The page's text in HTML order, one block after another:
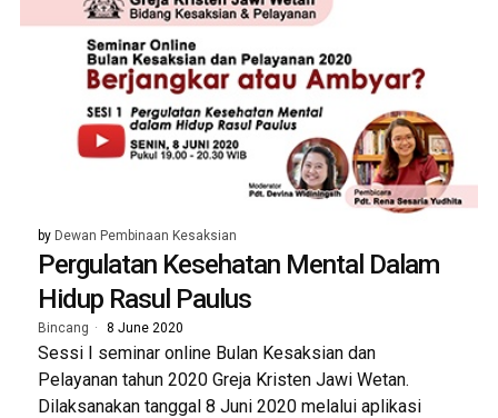
by Dewan Pembinaan Kesaksian
Pergulatan Kesehatan Mental Dalam
Hidup Rasul Paulus
Bincang 8 June 2020
Sessi I seminar online Bulan Kesaksian dan
Pelayanan tahun 2020 Greja Kristen Jawi Wetan.
Dilaksanakan tanggal 8 Juni 2020 melalui aplikasi